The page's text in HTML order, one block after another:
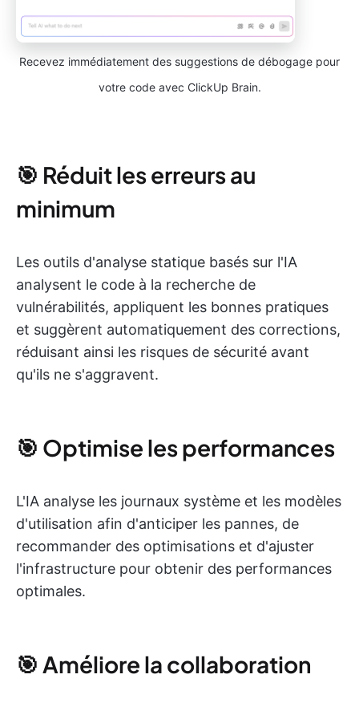
Recevez immédiatement des suggestions de débogage pour
votre code avec ClickUp Brain.
🎯 Réduit les erreurs au
minimum
Les outils d'analyse statique basés sur l'IA
analysent le code à la recherche de
vulnérabilités, appliquent les bonnes pratiques
et suggèrent automatiquement des corrections,
réduisant ainsi les risques de sécurité avant
qu'ils ne s'aggravent.
🎯 Optimise les performances
L'IA analyse les journaux système et les modèles
d'utilisation afin d'anticiper les pannes, de
recommander des optimisations et d'ajuster
l'infrastructure pour obtenir des performances
optimales.
🎯 Améliore la collaboration